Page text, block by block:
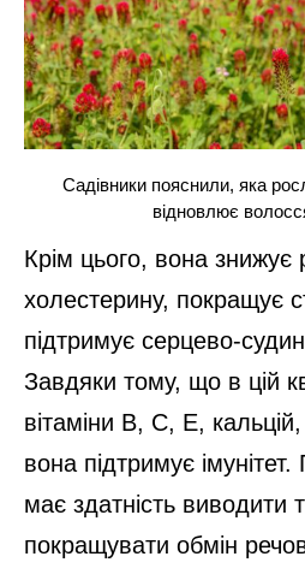
Садівники пояснили, яка
відновлює
Крім цього, вона знижує
холестерину, покращує
підтримує серцево-
Завдяки тому, що в цій
вітаміни В, С, Е, кальцій,
вона підтримує
має здатність виводити
покращувати обмін